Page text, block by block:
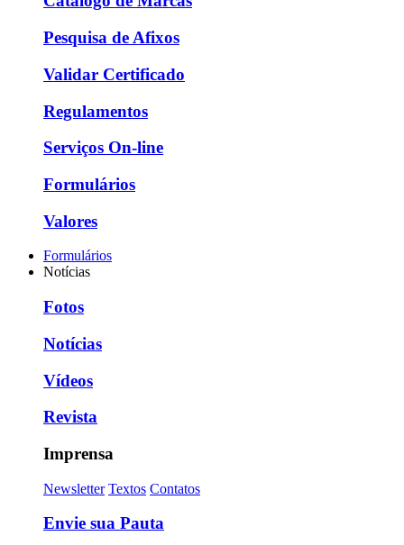
Pesquisa de Afixos
Validar Certificado
Regulamentos
Serviços On-line
Formulários
Valores
Formulários
Notícias
Fotos
Notícias
Vídeos
Revista
Imprensa
Newsletter Textos Contatos
Envie sua Pauta